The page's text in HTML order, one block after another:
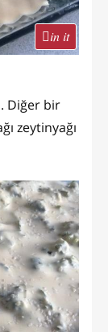
in it
Diğer bir
zeytinyağı